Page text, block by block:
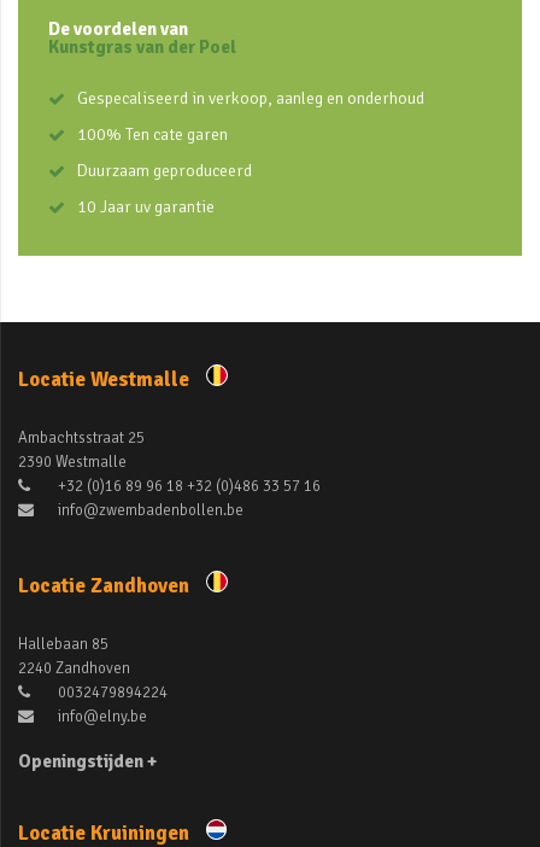
De voordelen van
Kunstgras van der Poel
Gespecaliseerd in verkoop, aanleg en onderhoud
100% Ten cate garen
Duurzaam geproduceerd
10 Jaar uv garantie
Locatie Westmalle
Ambachtsstraat 25
2390 Westmalle
+32 (0)16 89 96 18 +32 (0)486 33 57 16
info@zwembadenbollen.be
Locatie Zandhoven
Hallebaan 85
2240 Zandhoven
0032479894224
info@elny.be
Openingstijden +
Locatie Kruiningen